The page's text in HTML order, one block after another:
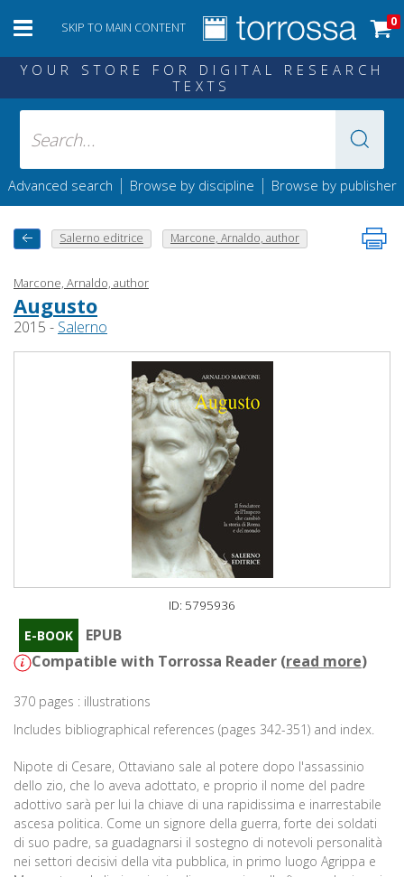
SKIP TO MAIN CONTENT 0
YOUR STORE FOR DIGITAL RESEARCH
TEXTS
Advanced search | Browse by discipline | Browse by publisher
Salerno editrice Marcone, Arnaldo, author
Marcone, Arnaldo, author
Augusto
2015 - Salerno
ID: 5795936
E-BOOK
EPUB
Compatible with Torrossa Reader (read more)
370 pages : illustrations
Includes bibliographical references (pages 342-351) and index.
Nipote di Cesare, Ottaviano sale al potere dopo l'assassinio
dello zio, che lo aveva adottato, e proprio il nome del padre
adottivo sarà per lui la chiave di una rapidissima e inarrestabile
ascesa politica. Come un signore della guerra, forte dei soldati
di suo padre, sa guadagnarsi il sostegno di notevoli personalità
nei settori decisivi della vita pubblica, in primo luogo Agrippa e